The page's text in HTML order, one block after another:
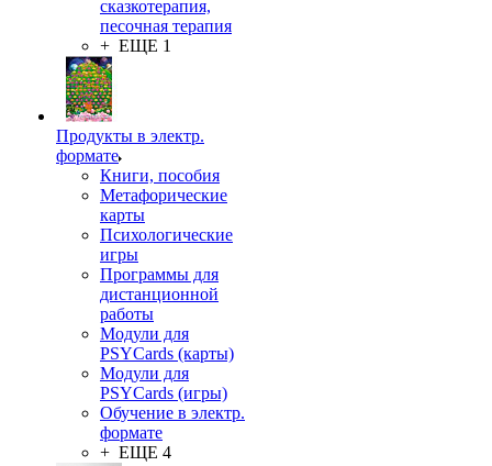
сказкотерапия,
песочная терапия
+ ЕЩЕ 1
Продукты в электр.
формате
Книги, пособия
Метафорические
карты
Психологические
игры
Программы для
дистанционной
работы
Модули для
PSYCards (карты)
Модули для
PSYCards (игры)
Обучение в электр.
формате
+ ЕЩЕ 4